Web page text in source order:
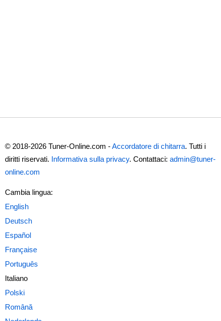
© 2018-2026 Tuner-Online.com -Accordatore di chitarra. Tutti i
diritti riservati. Informativa sulla privacy. Contattaci: admin@tuner-
online.com
Cambia lingua:
Italiano